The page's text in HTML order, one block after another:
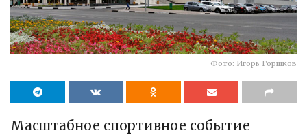
Фото: Игорь Горшков
Масштабное спортивное событие